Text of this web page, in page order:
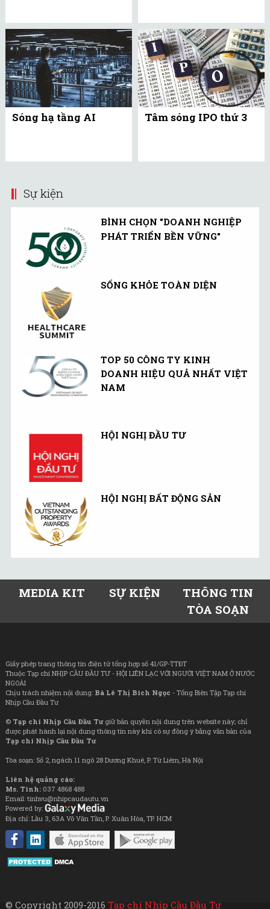
Sóng hạ tầng AI Tâm sóng IPO thứ 3
Sự kiện
BÌNH CHỌN "DOANH NGHIỆP
PHÁT TRIỂN BỀN VỮNG"
SỐNG KHỎE TOÀN DIỆN
TOP 50 CÔNG TY KINH
DOANH HIỆU QUẢ NHẤT VIỆT
NAM
HỘI NGHỊ ĐẦU TƯ
HỘI NGHỊ BẤT ĐỘNG SẢN
MEDIA KIT SỰ KIỆN
THÔNG TIN
TÒA SOẠN
Giấy phép trang thông tin điện tử tổng hợp số 41/GP-TTĐT
Thuộc Tạp chí NHỊP CẦU ĐẦU TƯ - HỘI LIÊN LẠC VỚI NGƯỜI VIỆT NAM Ở NƯỚC
NGOÀI
Chịu trách nhiệm nội dung: Bà Lê Thị Bích Ngọc - Tổng Biên Tập Tạp chí
Nhịp Cầu Đầu Tư
© Tạp chí Nhịp Cầu Đầu Tưgiữ bản quyền nội dung trên website này; chỉ
được phát hành lại nội dung thông tin này khi có sự đồng ý bằng văn bản của
Tạp chí Nhịp Cầu Đầu Tư
Tòa soạn: Số 2, ngách 11 ngõ 28 Dương Khuê, P. Từ Liêm, Hà Nội
Liên hệ quảng cáo:
Ms. Tình: 037 4868 488
Email: tinhvu@nhipcaudautu.vn
Powered by:
Địa chỉ: Lầu 3, 63A Võ Văn Tần, P. Xuân Hòa, TP. HCM
© Copyright 2009-2016 Tạp chí Nhịp Cầu Đầu Tư